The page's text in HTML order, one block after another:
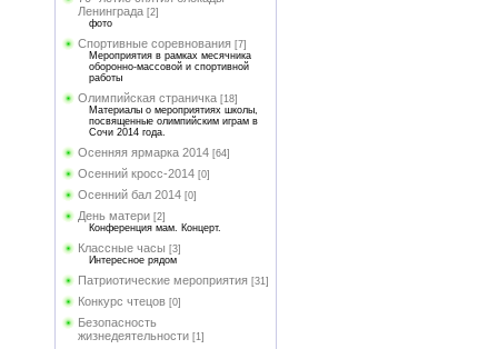
Ленинграда [2]
фото
Спортивные соревнования [7]
Мероприятия в рамках месячника
оборонно-массовой и спортивной
работы
Олимпийская страничка [18]
Материалы о мероприятиях школы,
посвященные олимпийским играм в
Сочи 2014 года.
Осенняя ярмарка 2014 [64]
Осенний кросс-2014 [0]
Осенний бал 2014 [0]
День матери [2]
Конференция мам. Концерт.
Классные часы [3]
Интересное рядом
Патриотические мероприятия [31]
Конкурс чтецов [0]
Безопасность
жизнедеятельности [1]